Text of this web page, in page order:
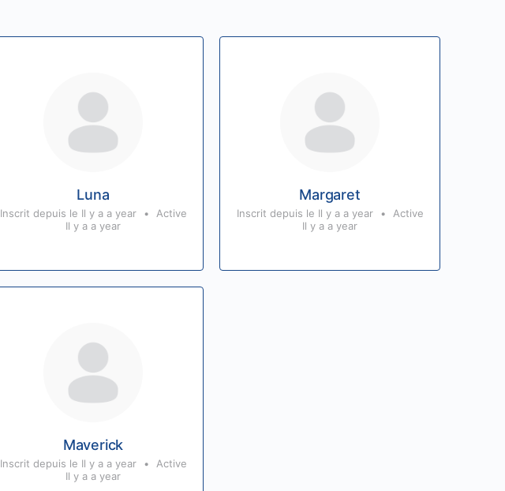
Luna
Inscrit depuis le Il y a a year •
Active
Il y a a year
Margaret
Inscrit depuis le Il y a a year •
Active
Il y a a year
Maverick
Inscrit depuis le Il y a a year •
Active
Il y a a year